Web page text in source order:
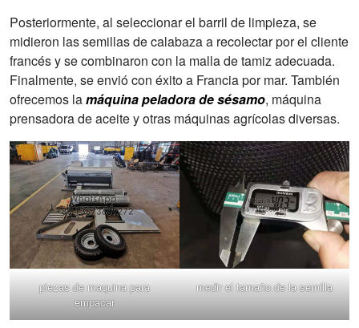
Posteriormente, al seleccionar el barril de limpieza, se
midieron las semillas de calabaza a recolectar por el cliente
francés y se combinaron con la malla de tamiz adecuada.
Finalmente, se envió con éxito a Francia por mar. También
ofrecemos lamáquina peladora de sésamo, máquina
prensadora de aceite y otras máquinas agrícolas diversas.
piezas de maquina para
empacar
medir el tamaño de la semilla